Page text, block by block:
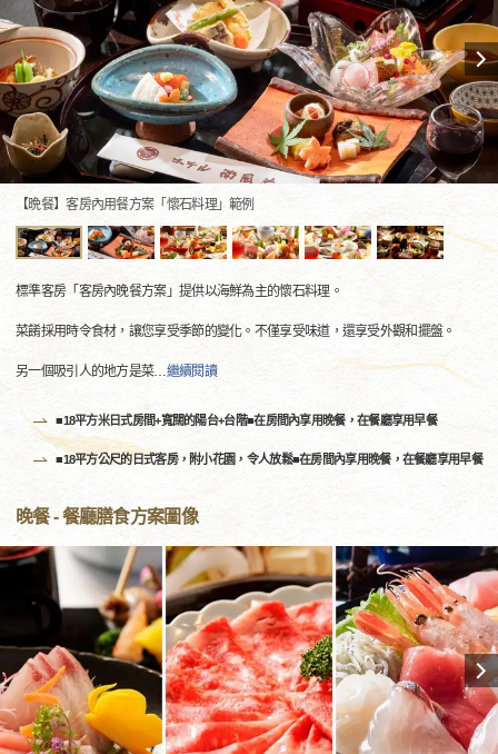
【晩餐】客房內用餐方案「懷石料理」範例
標準客房「客房內晚餐方案」提供以海鮮為主的懷石料理。
菜餚採用時令食材，讓您享受季節的變化。不僅享受味道，還享受外觀和擺盤。
另一個吸引人的地方是菜…繼續閱讀
■18平方米日式房間+寬闊的陽台+台階■在房間內享用晚餐，在餐廳享用早餐
■18平方公尺的日式客房，附小花園，令人放鬆■在房間內享用晚餐，在餐廳享用早餐
晚餐 - 餐廳膳食方案圖像